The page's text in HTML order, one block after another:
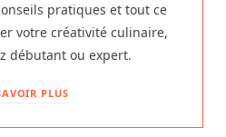
pratiques et tout ce
votre créativité culinaire,
débutant ou expert.
PLUS